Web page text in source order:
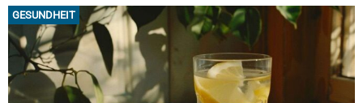
GESUNDHEIT